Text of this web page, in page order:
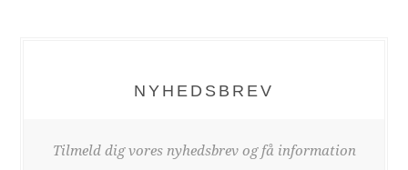
NYHEDSBREV
Tilmeld dig vores nyhedsbrev og få information